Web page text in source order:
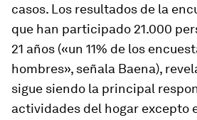
casos. Los resultados de la
que han participado 21.000
21 años («un 11% de los
hombres», señala Baena),
sigue siendo la principal
actividades del hogar excepto